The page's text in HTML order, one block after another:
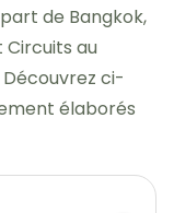
de Bangkok,
Circuits au
ci-
élaborés